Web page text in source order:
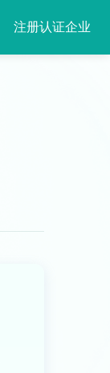
注册认证企业